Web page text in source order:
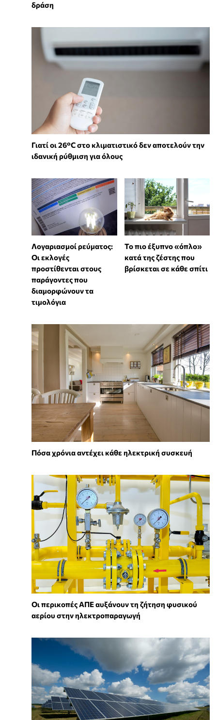
δράση
Γιατί οι 26°C στο κλιματιστικό δεν αποτελούν την
ιδανική ρύθμιση για όλους
Λογαριασμοί ρεύματος:
Οι εκλογές
προστίθενται στους
παράγοντες που
διαμορφώνουν τα
τιμολόγια
To πιο έξυπνο «όπλο»
κατά της ζέστης που
βρίσκεται σε κάθε σπίτι
Πόσα χρόνια αντέχει κάθε ηλεκτρική συσκευή
Οι περικοπές ΑΠΕ αυξάνουν τη ζήτηση φυσικού
αερίου στην ηλεκτροπαραγωγή